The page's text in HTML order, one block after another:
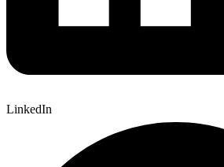
LinkedIn